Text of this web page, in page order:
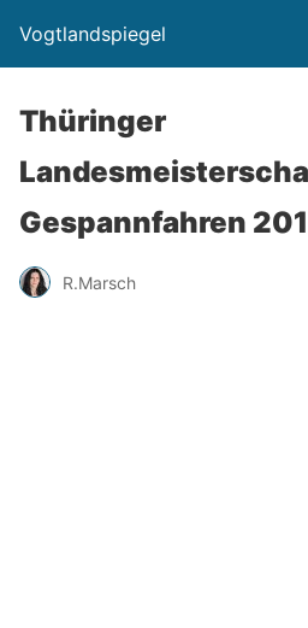
Vogtlandspiegel
Thüringer
Gespannfahren
R.Marsch